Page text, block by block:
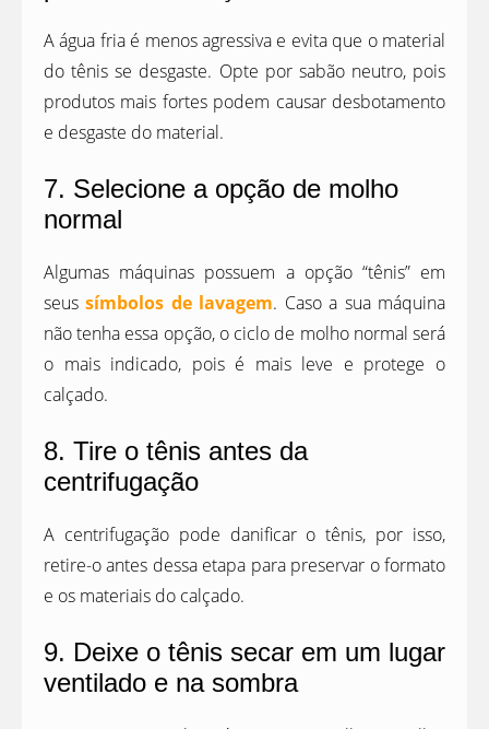
A água fria é menos agressiva e evita que o material
do tênis se desgaste. Opte por sabão neutro, pois
produtos mais fortes podem causar desbotamento
e desgaste do material.
7. Selecione a opção de molho
normal
Algumas máquinas possuem a opção “tênis” em
seussímbolos de lavagem. Caso a sua máquina
não tenha essa opção, o ciclo de molho normal será
o mais indicado, pois é mais leve e protege o
calçado.
8. Tire o tênis antes da
centrifugação
A centrifugação pode danificar o tênis, por isso,
retire-o antes dessa etapa para preservar o formato
e os materiais do calçado.
9. Deixe o tênis secar em um lugar
ventilado e na sombra